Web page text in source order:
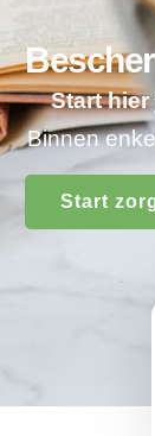
Start
Binnen
Start